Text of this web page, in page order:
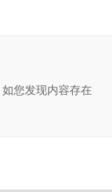
您发现内容存在